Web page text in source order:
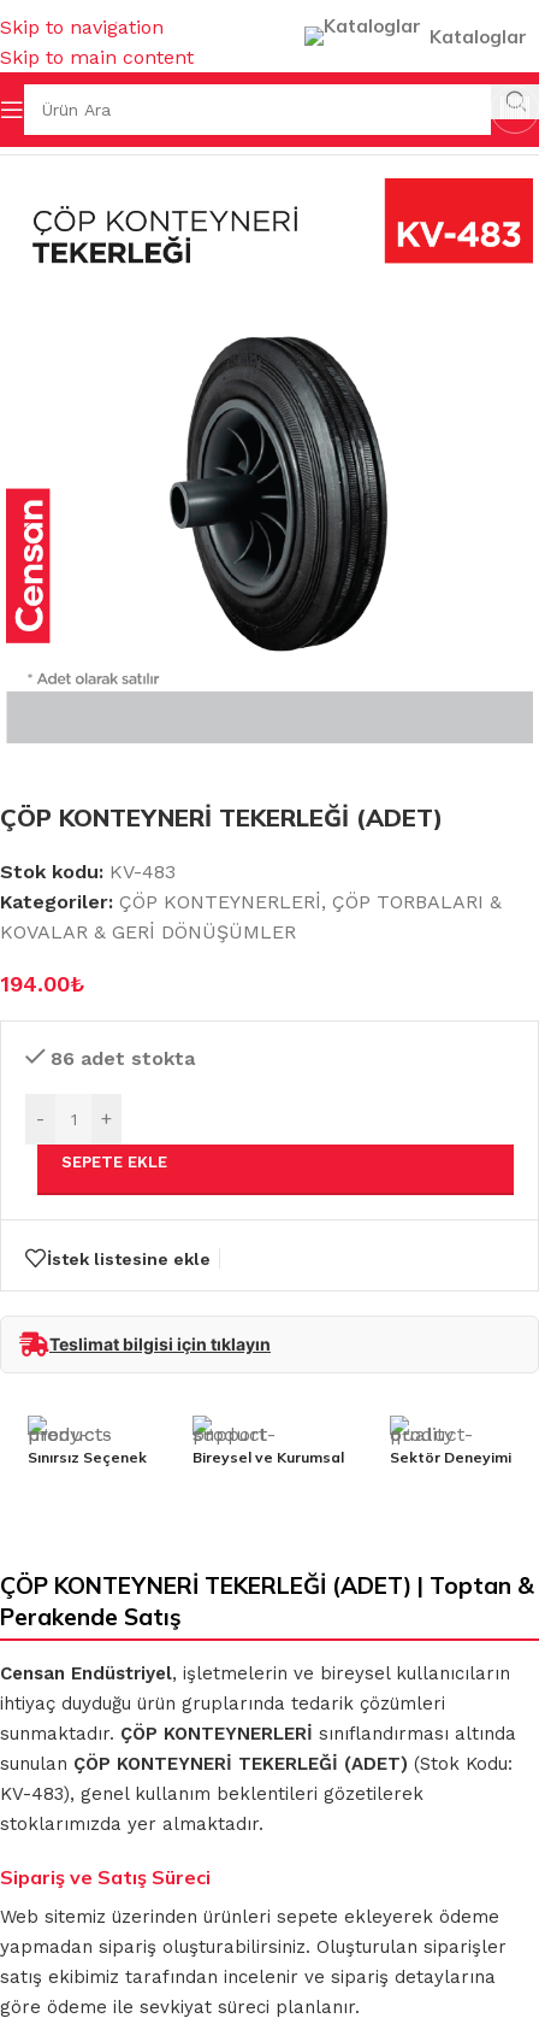
Skip to navigation
Skip to main content
Kataloglar
& KOVALAR & GERİ DÖNÜŞÜMLER ÇÖP KONTEYNERLERİ
ÇÖP KONTEYNERİ TEKERLEĞİ (ADET)
Stok kodu: KV-483
Kategoriler: ÇÖP KONTEYNERLERİ, ÇÖP TORBALARI &
KOVALAR & GERİ DÖNÜŞÜMLER
194.00₺
86 adet stokta
- +
SEPETE EKLE
İstek listesine ekle
Teslimat bilgisi için tıklayın
Sınırsız Seçenek Bireysel ve Kurumsal Sektör Deneyimi
ÇÖP KONTEYNERİ TEKERLEĞİ (ADET) | Toptan &
Perakende Satış
Censan Endüstriyel, işletmelerin ve bireysel kullanıcıların
ihtiyaç duyduğu ürün gruplarında tedarik çözümleri
sunmaktadır. ÇÖP KONTEYNERLERİ sınıflandırması altında
sunulan ÇÖP KONTEYNERİ TEKERLEĞİ (ADET) (Stok Kodu:
KV-483), genel kullanım beklentileri gözetilerek
stoklarımızda yer almaktadır.
Sipariş ve Satış Süreci
Web sitemiz üzerinden ürünleri sepete ekleyerek ödeme
yapmadan sipariş oluşturabilirsiniz. Oluşturulan siparişler
satış ekibimiz tarafından incelenir ve sipariş detaylarına
göre ödeme ile sevkiyat süreci planlanır.